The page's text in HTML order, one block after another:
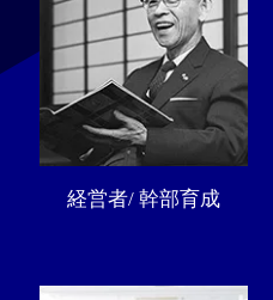
経営者/ 幹部育成